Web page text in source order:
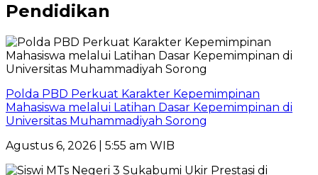
Pendidikan
Polda PBD Perkuat Karakter Kepemimpinan
Mahasiswa melalui Latihan Dasar Kepemimpinan di
Universitas Muhammadiyah Sorong
Agustus 6, 2026 | 5:55 am WIB